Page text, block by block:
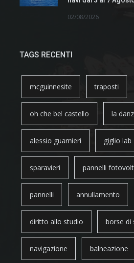
02/08/2026
TAGS RECENTI
mcguinnesite traposti
oh che bel castello la
alessio guarnieri giglio lab
sparavieri pannelli
pannelli annullamento
diritto allo studio borse di
navigazione balneazione